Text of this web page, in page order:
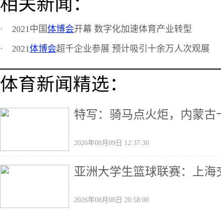
相关新闻：
· 2021中国体博会开幕 数字化加速体育产业转型
· 2021体博会超千企业参展 预计吸引十余万人次观展
体育新闻精选：
特写：骑马点火炬，内蒙古
2026年08月09日 12:37:30
亚洲大学生篮球联赛：上
2026年08月08日 20:58:00